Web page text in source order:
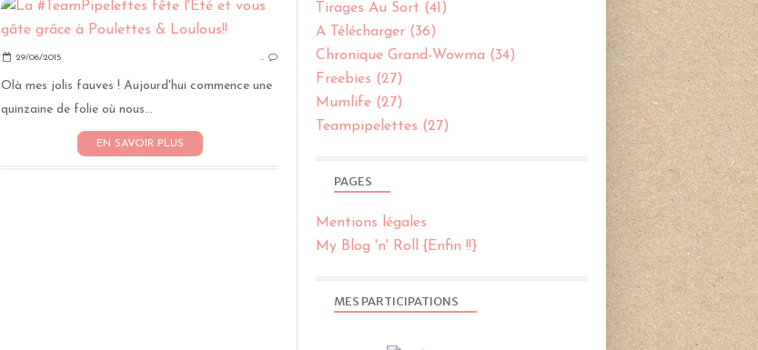
CONCOURS
TIRAGES AU SORT
TIRAGES AU SORT
TEAMPIPELETTES
29/06/2015 …
Olà mes jolis fauves ! Aujourd'hui commence une
quinzaine de folie où nous...
EN SAVOIR PLUS
PAGES
Mentions légales
My Blog 'n' Roll {Enfin !!}
Tirages Au Sort (41)
A Télécharger (36)
Chronique Grand-Wowma (34)
Freebies (27)
Mumlife (27)
Teampipelettes (27)
MES PARTICIPATIONS